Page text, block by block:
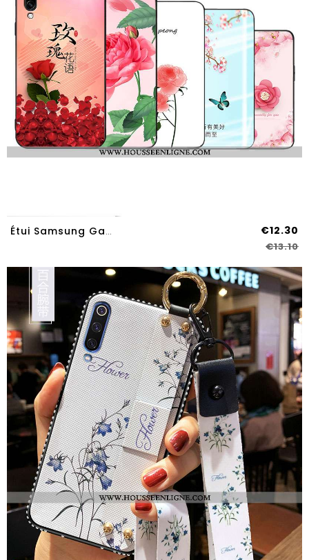
Étui Samsung Galaxy A70s Vintage Tendance Personnalité Fluide Doux Coque Téléphone Portable Simple R €12.30
€13.10